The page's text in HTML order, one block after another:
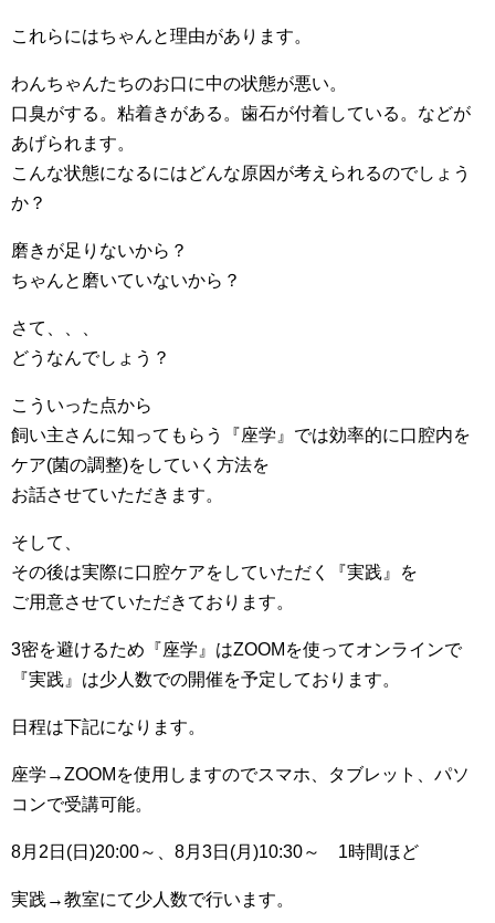
これらにはちゃんと理由があります。
わんちゃんたちのお口に中の状態が悪い。
口臭がする。粘着きがある。歯石が付着している。などが
あげられます。
こんな状態になるにはどんな原因が考えられるのでしょう
か？
磨きが足りないから？
ちゃんと磨いていないから？
さて、、、
どうなんでしょう？
こういった点から
飼い主さんに知ってもらう『座学』では効率的に口腔内を
ケア(菌の調整)をしていく方法を
お話させていただきます。
そして、
その後は実際に口腔ケアをしていただく『実践』を
ご用意させていただきております。
3密を避けるため『座学』はZOOMを使ってオンラインで
『実践』は少人数での開催を予定しております。
日程は下記になります。
座学→ZOOMを使用しますのでスマホ、タブレット、パソ
コンで受講可能。
8月2日(日)20:00～、8月3日(月)10:30～ 1時間ほど
実践→教室にて少人数で行います。